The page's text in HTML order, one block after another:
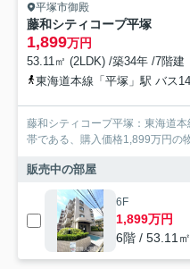
平塚市御殿
藤和シティコープ平塚
1,899万円
53.11㎡ (2LDK) /築34年 /7階建
東海道本線「平塚」駅 バス14
藤和シティコープ平塚：東海道
帯である、購入価格1,899万円の
販売中の部屋
6F
1,899万円
6階 / 53.11